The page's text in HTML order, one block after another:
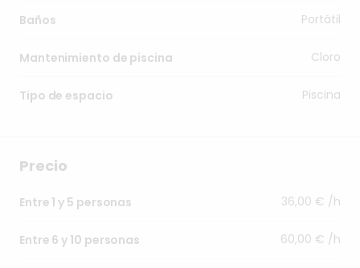
Baños Portátil
Mantenimiento de piscina Cloro
Tipo de espacio Piscina
Precio
Entre 1 y 5 personas 36,00 € /h
Entre 6 y 10 personas 60,00 € /h